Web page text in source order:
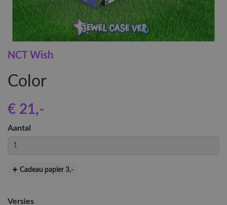
NCT Wish
Color
€ 21,-
Aantal
Cadeau papier 3,-
Versies